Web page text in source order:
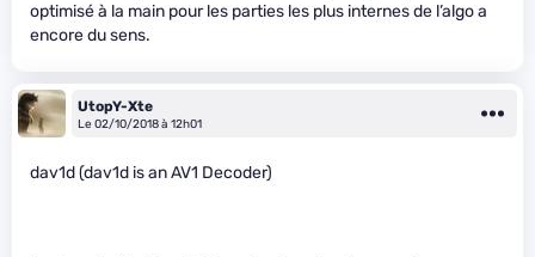
optimisé à la main pour les parties les plus internes de l’algo a
encore du sens.
UtopY-Xte
Le 02/10/2018 à 12h01
dav1d (dav1d is an AV1 Decoder)